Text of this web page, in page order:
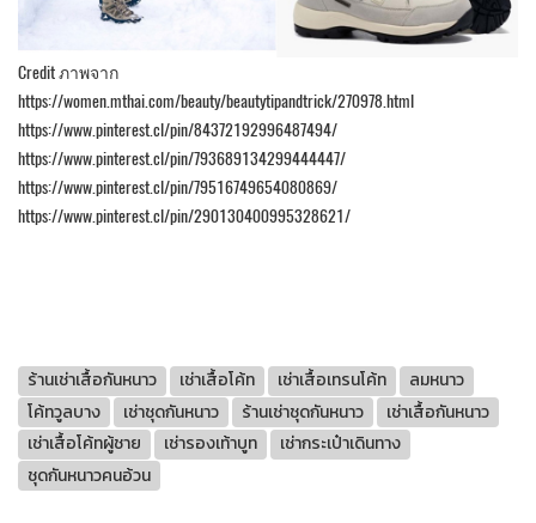
Credit ภาพจาก
https://women.mthai.com/beauty/beautytipandtrick/270978.html
https://www.pinterest.cl/pin/84372192996487494/
https://www.pinterest.cl/pin/793689134299444447/
https://www.pinterest.cl/pin/79516749654080869/
https://www.pinterest.cl/pin/290130400995328621/
ร้านเช่าเสื้อกันหนาว เช่าเสื้อโค้ท เช่าเสื้อเทรนโค้ท
ลมหนาว
โค้ทวูลบาง
เช่าชุดกันหนาว ร้านเช่าชุดกันหนาว
เช่าเสื้อกันหนาว
เช่าเสื้อโค้ทผู้ชาย
เช่ารองเท้าบูท
เช่ากระเป๋าเดินทาง
ชุดกันหนาวคนอ้วน